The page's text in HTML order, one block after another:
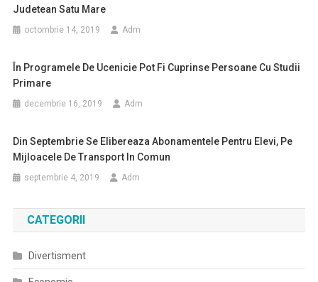
Judetean Satu Mare
octombrie 14, 2019 Adm
În Programele De Ucenicie Pot Fi Cuprinse Persoane Cu Studii
Primare
decembrie 16, 2019 Adm
Din Septembrie Se Elibereaza Abonamentele Pentru Elevi, Pe
Mijloacele De Transport In Comun
septembrie 4, 2019 Adm
CATEGORII
Divertisment